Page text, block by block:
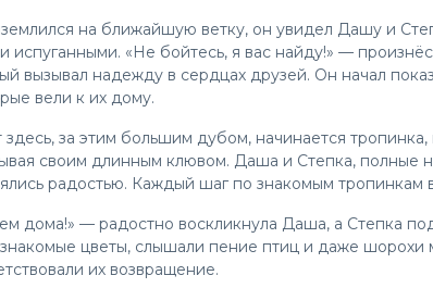
на ближайшую ветку, он увидел Дашу и
испуганными. «Не бойтесь, я вас найду!» —
вызывал надежду в сердцах друзей. Он начал
вели к их дому.
здесь, за этим большим дубом, начинается
своим длинным клювом. Даша и Степка, полные
радостью. Каждый шаг по знакомым тропинкам
дома!» — радостно воскликнула Даша, а Степка
цветы, слышали пение птиц и даже шорохи
их возвращение.